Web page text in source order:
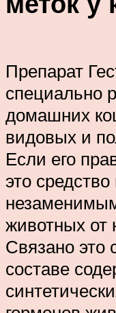
Препарат
специально
домашних
видовых и
Если его
это
животных от
Связано это
составе